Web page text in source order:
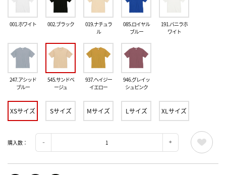
001.ホワイト 002.ブラック
019.ナチュラ
ル
085.ロイヤル
ブルー
191.バニラホ
ワイト
247.アシッド
ブルー
545.サンドベ
ージュ
937.ヘイジー
イエロー
946.グレイッ
シュピンク
XSサイズ Sサイズ Mサイズ Lサイズ XLサイズ
購入数：